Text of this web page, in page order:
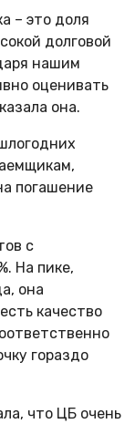
– это доля
долговой
нашим
оценивать
она.
погашение
с
На пике,
она
качество
гораздо
что ЦБ очень